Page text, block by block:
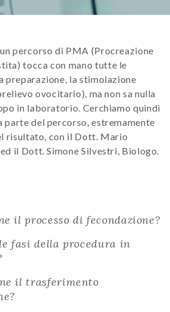
percorso di PMA (Procreazione
tocca con mano tutte le
preparazione, la stimolazione
ovocitario), ma non sa nulla
in laboratorio. Cerchiamo quindi
parte del percorso, estremamente
risultato, con il Dott. Mario
il Dott. Simone Silvestri, Biologo.
il processo di fecondazione?
fasi della procedura in
il trasferimento